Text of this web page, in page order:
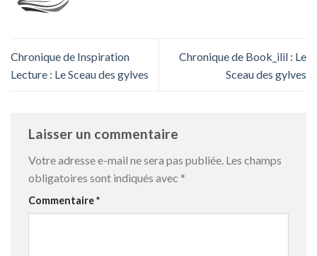
Chronique de Inspiration
Lecture : Le Sceau des gylves
Chronique de Book_ilil : Le
Sceau des gylves
Laisser un commentaire
Votre adresse e-mail ne sera pas publiée. Les champs
obligatoires sont indiqués avec *
Commentaire*